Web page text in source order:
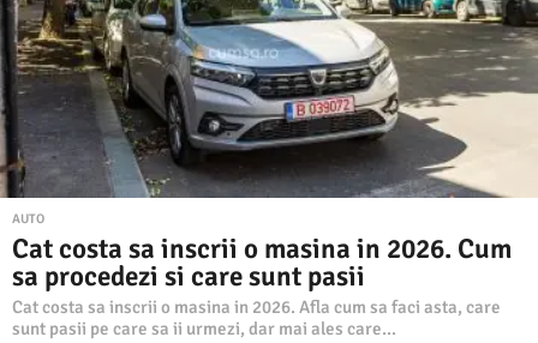
2
0
2
6
AUTO
Cat costa sa inscrii o masina in 2026. Cum
sa procedezi si care sunt pasii
Cat costa sa inscrii o masina in 2026. Afla cum sa faci asta, care
sunt pasii pe care sa ii urmezi, dar mai ales care...